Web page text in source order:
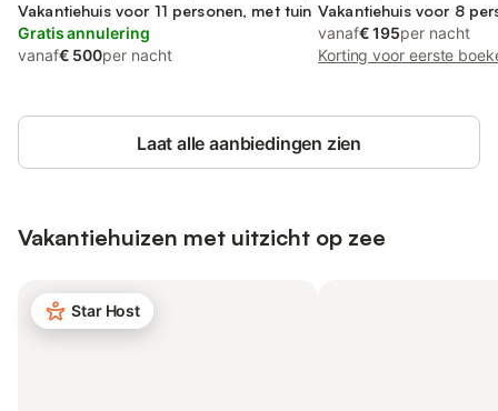
Vakantiehuis voor 11 personen, met tuin
Gratis annulering
vanaf€ 500per nacht
Vakantiehuis voor 8
vanaf€ 195per nacht
Korting voor eerste
Laat alle aanbiedingen zien
Vakantiehuizen met uitzicht op zee
Star Host